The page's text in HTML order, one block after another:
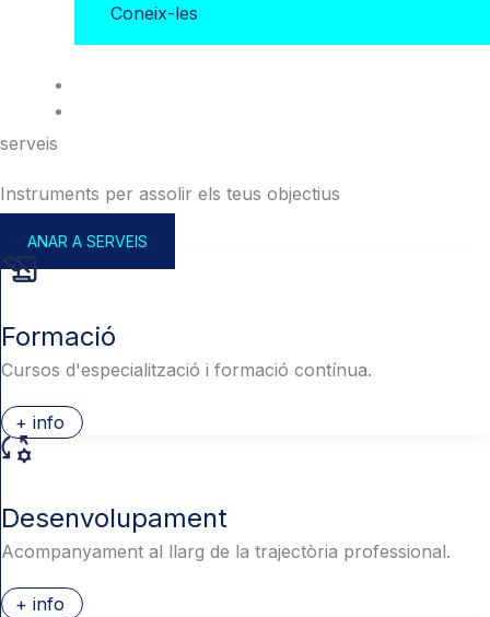
Coneix-les
serveis
Instruments per assolir els teus objectius
ANAR A SERVEIS
Formació
Cursos d'especialització i formació contínua.
+ info
Desenvolupament
Acompanyament al llarg de la trajectòria professional.
+ info